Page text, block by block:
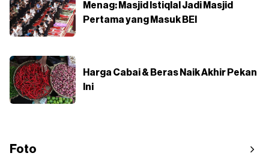
Menag: Masjid Istiqlal Jadi Masjid
Pertama yang Masuk BEI
Harga Cabai & Beras Naik Akhir Pekan
Ini
Foto